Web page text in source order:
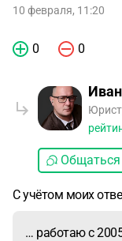
10 февраля, 11:20
0 0
Общаться
С учётом моих
… работаю с